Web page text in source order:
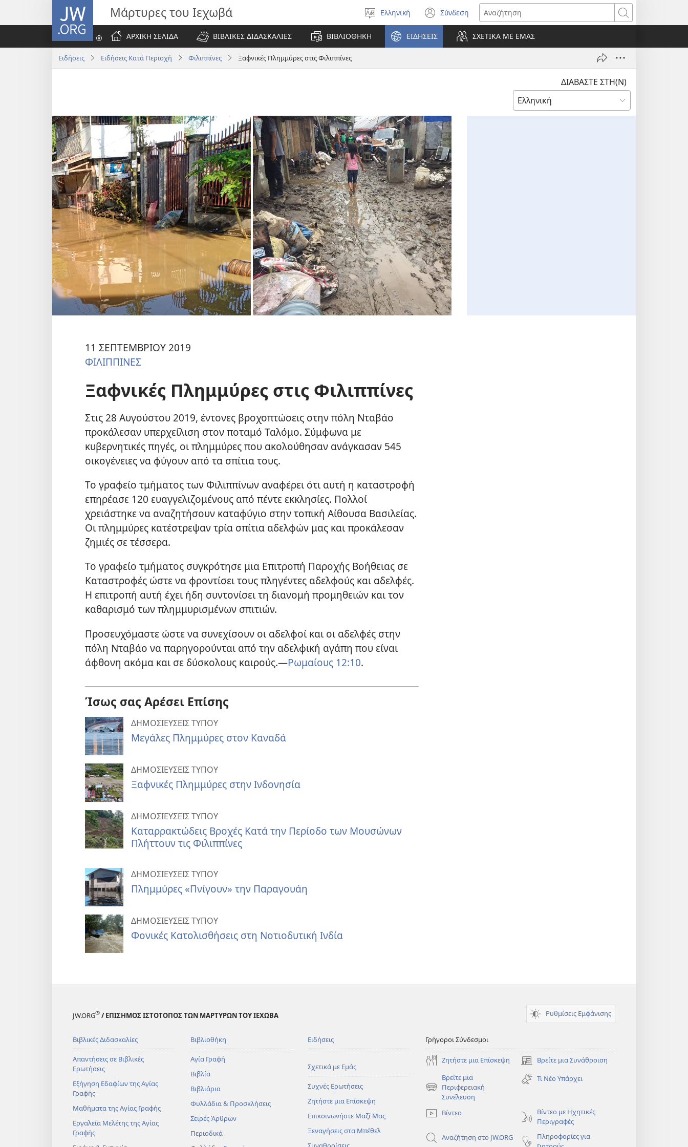
JW.ORG Μάρτυρες του Ιεχωβά
Επιλέξτε
γλώσσα
Ελληνική Σύνδεση
(ανοίγει
νέο
παράθυρο)
Αναζήτηση
ΑΡΧΙΚΗ ΣΕΛΙΔΑ
ΒΙΒΛΙΚΕΣ ΔΙΔΑΣΚΑΛΙΕΣ ΒΙΒΛΙΟΘΗΚΗ ΕΙΔΗΣΕΙΣ ΣΧΕΤΙΚΑ ΜΕ ΕΜΑΣ
Ειδήσεις Ειδήσεις Κατά Περιοχή Φιλιππίνες Ξαφνικές Πλημμύρες στις Φιλιππίνες
ΔΙΑΒΑΣΤΕ ΣΤΗ(Ν)
11 ΣΕΠΤΕΜΒΡΙΟΥ 2019
ΦΙΛΙΠΠΙΝΕΣ
Ξαφνικές Πλημμύρες στις Φιλιππίνες
Στις 28 Αυγούστου 2019, έντονες βροχοπτώσεις στην πόλη Νταβάο
προκάλεσαν υπερχείλιση στον ποταμό Ταλόμο. Σύμφωνα με
κυβερνητικές πηγές, οι πλημμύρες που ακολούθησαν ανάγκασαν 545
οικογένειες να φύγουν από τα σπίτια τους.
Το γραφείο τμήματος των Φιλιππίνων αναφέρει ότι αυτή η καταστροφή
επηρέασε 120 ευαγγελιζομένους από πέντε εκκλησίες. Πολλοί
χρειάστηκε να αναζητήσουν καταφύγιο στην τοπική Αίθουσα Βασιλείας.
Οι πλημμύρες κατέστρεψαν τρία σπίτια αδελφών μας και προκάλεσαν
ζημιές σε τέσσερα.
Το γραφείο τμήματος συγκρότησε μια Επιτροπή Παροχής Βοήθειας σε
Καταστροφές ώστε να φροντίσει τους πληγέντες αδελφούς και αδελφές.
Η επιτροπή αυτή έχει ήδη συντονίσει τη διανομή προμηθειών και τον
καθαρισμό των πλημμυρισμένων σπιτιών.
Προσευχόμαστε ώστε να συνεχίσουν οι αδελφοί και οι αδελφές στην
πόλη Νταβάο να παρηγορούνται από την αδελφική αγάπη που είναι
άφθονη ακόμα και σε δύσκολους καιρούς.—Ρωμαίους 12:10.
Ίσως σας Αρέσει Επίσης
ΔΗΜΟΣΙΕΥΣΕΙΣ ΤΥΠΟΥ
Μεγάλες Πλημμύρες στον Καναδά
ΔΗΜΟΣΙΕΥΣΕΙΣ ΤΥΠΟΥ
Ξαφνικές Πλημμύρες στην Ινδονησία
ΔΗΜΟΣΙΕΥΣΕΙΣ ΤΥΠΟΥ
Καταρρακτώδεις Βροχές Κατά την Περίοδο των Μουσώνων
Πλήττουν τις Φιλιππίνες
ΔΗΜΟΣΙΕΥΣΕΙΣ ΤΥΠΟΥ
Πλημμύρες «Πνίγουν» την Παραγουάη
ΔΗΜΟΣΙΕΥΣΕΙΣ ΤΥΠΟΥ
Φονικές Κατολισθήσεις στη Νοτιοδυτική Ινδία
JW.ORG® / ΕΠΙΣΗΜΟΣ ΙΣΤΟΤΟΠΟΣ ΤΩΝ ΜΑΡΤΥΡΩΝ ΤΟΥ ΙΕΧΩΒΑ Ρυθμίσεις Εμφάνισης
Βιβλικές Διδασκαλίες
Απαντήσεις σε Βιβλικές
Ερωτήσεις
Εξήγηση Εδαφίων της Αγίας
Γραφής
Μαθήματα της Αγίας Γραφής
Εργαλεία Μελέτης της Αγίας
Γραφής
Βιβλιοθήκη
Αγία Γραφή
Βιβλία
Βιβλιάρια
Φυλλάδια & Προσκλήσεις
Σειρές Άρθρων
Περιοδικά
Ειδήσεις
Σχετικά με Εμάς
Συχνές Ερωτήσεις
Ζητήστε μια Επίσκεψη
Επικοινωνήστε Μαζί Μας
Ξεναγήσεις στα Μπέθελ
Γρήγοροι Σύνδεσμοι
Ζητήστε μια Επίσκεψη Βρείτε μια Συνάθροιση
(ανοίγει
νέο
παράθυρο)
Βρείτε μια
Περιφερειακή
Συνέλευση
(ανοίγει
παράθυρο)
Τι Νέο Υπάρχει
Βίντεο
Βίντεο με Ηχητικές
Περιγραφές
Αναζήτηση στο JW.ORG
Πληροφορίες για